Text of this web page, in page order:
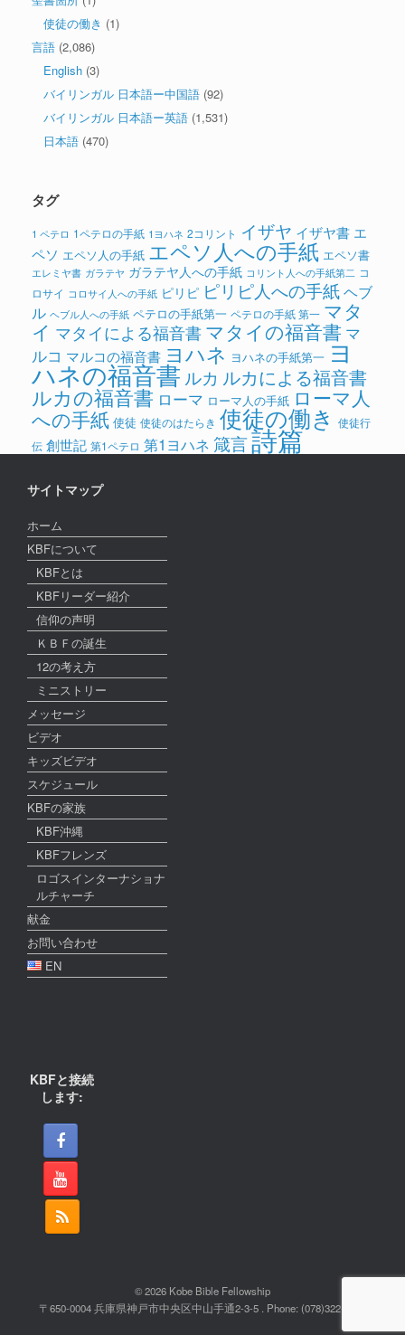
使徒の働き (1)
言語 (2,086)
English (3)
バイリンガル 日本語ー中国語 (92)
バイリンガル 日本語ー英語 (1,531)
日本語 (470)
タグ
1 ペテロ 1ペテロの手紙 1ヨハネ 2コリント イザヤ イザヤ書 エ
ペソ エペソ人の手紙 エペソ人への手紙 エペソ書
エレミヤ書 ガラテヤ ガラテヤ人への手紙 コリント人への手紙第二 コ
ロサイ コロサイ人への手紙 ピリピ ピリピ人への手紙ヘブ
ル ヘブル人への手紙 ペテロの手紙第一 ペテロの手紙 第一 マタ
イ マタイによる福音書 マタイの福音書 マ
ルコ マルコの福音書 ヨハネ ヨハネの手紙第一 ヨ
ハネの福音書 ルカ ルカによる福音書
ルカの福音書 ローマ ローマ人の手紙 ローマ人
への手紙 使徒 使徒のはたらき 使徒の働き 使徒行
伝 創世記 第1ペテロ 第1ヨハネ 箴言詩篇
サイトマップ
ホーム
KBFについて
KBFとは
KBFリーダー紹介
信仰の声明
ＫＢＦの誕生
12の考え方
ミニストリー
メッセージ
ビデオ
キッズビデオ
スケジュール
KBFの家族
KBF沖縄
KBFフレンズ
ロゴスインターナショナ
ルチャーチ
献金
お問い合わせ
EN
KBFと接続
します:
© 2026 Kobe Bible Fellowship
〒650-0004 兵庫県神戸市中央区中山手通2-3-5 . Phone: (078)322-2022